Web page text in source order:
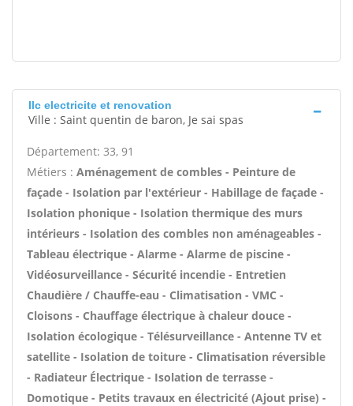
Ilc electricite et renovation
Ville : Saint quentin de baron, Je sai spas
Département: 33, 91
Métiers : Aménagement de combles - Peinture de
façade - Isolation par l'extérieur - Habillage de façade -
Isolation phonique - Isolation thermique des murs
intérieurs - Isolation des combles non aménageables -
Tableau électrique - Alarme - Alarme de piscine -
Vidéosurveillance - Sécurité incendie - Entretien
Chaudière / Chauffe-eau - Climatisation - VMC -
Cloisons - Chauffage électrique à chaleur douce -
Isolation écologique - Télésurveillance - Antenne TV et
satellite - Isolation de toiture - Climatisation réversible
- Radiateur Électrique - Isolation de terrasse -
Domotique - Petits travaux en électricité (Ajout prise) -